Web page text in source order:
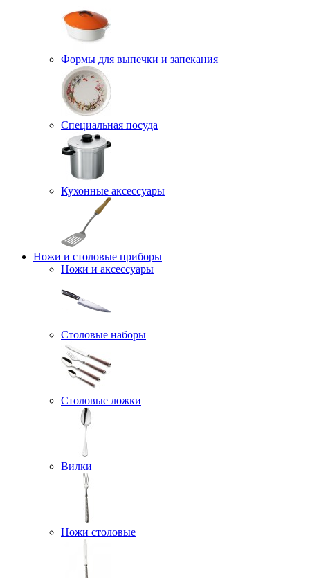
Формы для выпечки и запекания
Специальная посуда
Кухонные аксессуары
Ножи и столовые приборы
Ножи и аксессуары
Столовые наборы
Столовые ложки
Вилки
Ножи столовые